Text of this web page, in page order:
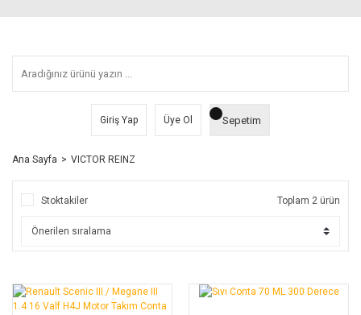
Giriş Yap Üye Ol Sepetim
Ana Sayfa VICTOR REINZ
Stoktakiler Toplam 2 ürün